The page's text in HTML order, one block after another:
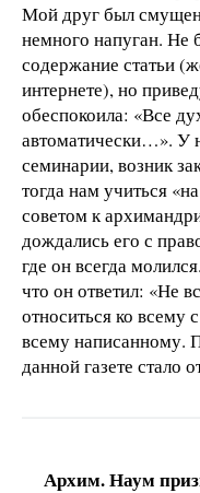
Мой друг был
немного напуган. Не
содержание статьи
интернете), но
обеспокоила: «Все
автоматически…». У
семинарии, возник
тогда нам учиться
советом к
дождались его с
где он всегда
что он ответил: «Не
относиться ко всему
всему написанному.
данной газете стало
Архим. Наум